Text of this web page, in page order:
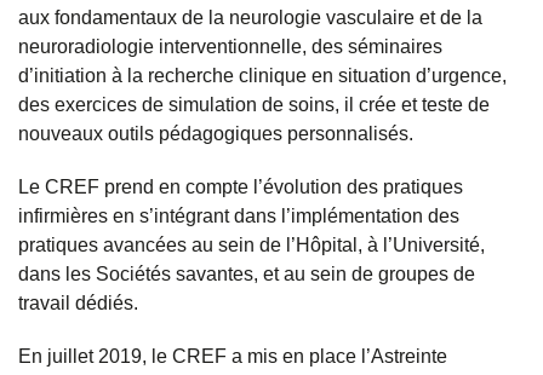
aux fondamentaux de la neurologie vasculaire et de la
neuroradiologie interventionnelle, des séminaires
d’initiation à la recherche clinique en situation d’urgence,
des exercices de simulation de soins, il crée et teste de
nouveaux outils pédagogiques personnalisés.
Le CREF prend en compte l’évolution des pratiques
infirmières en s’intégrant dans l’implémentation des
pratiques avancées au sein de l’Hôpital, à l’Université,
dans les Sociétés savantes, et au sein de groupes de
travail dédiés.
En juillet 2019, le CREF a mis en place l’Astreinte